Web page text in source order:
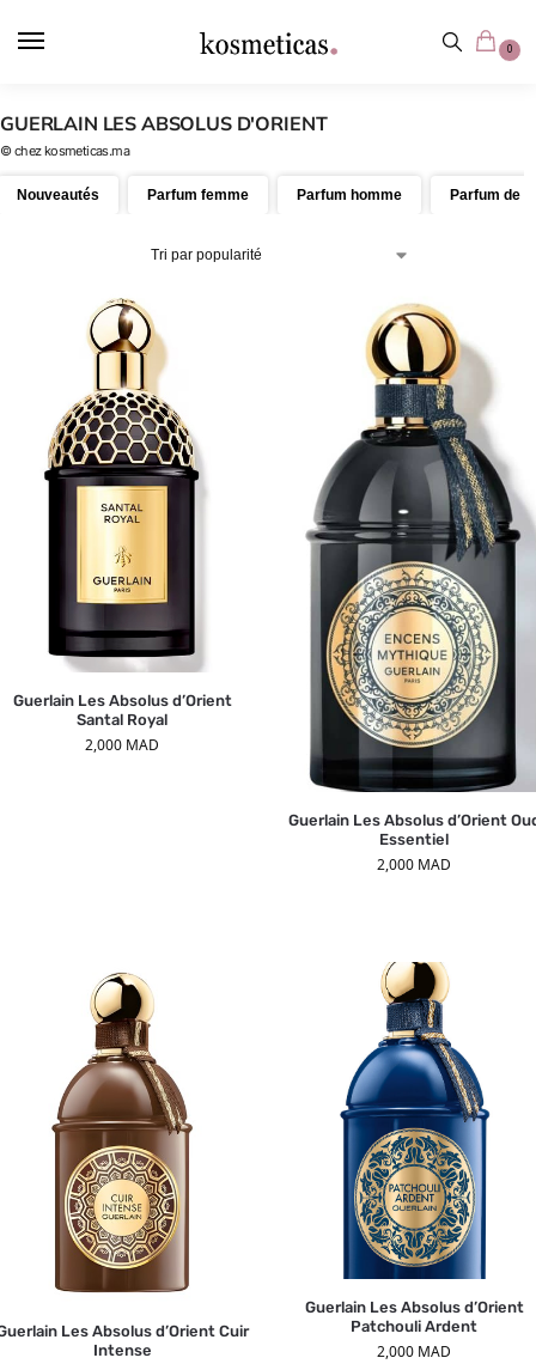
principal
0
GUERLAIN LES ABSOLUS D'ORIENT
© chez kosmeticas.ma
Nouveautés Parfum femme Parfum homme Parfum de
Guerlain Les Absolus d’Orient
Santal Royal
2,000 MAD
Guerlain Les Absolus d’Orient
Essentiel
2,000 MAD
Les Absolus d’Orient Cuir
Intense
Guerlain Les Absolus d’Orient
Patchouli Ardent
2,000 MAD